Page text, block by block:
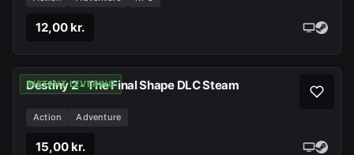
12,00 kr.
INSTANT LEVERING
Destiny 2 - The Final Shape DLC Steam
Action Adventure
15,00 kr.